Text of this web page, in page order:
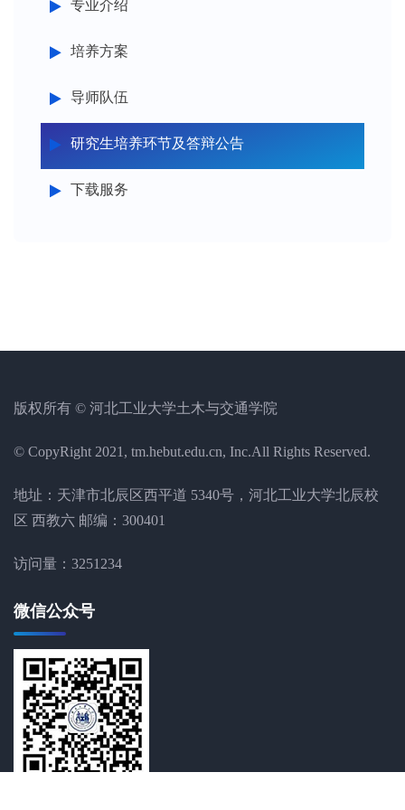
专业介绍
培养方案
导师队伍
研究生培养环节及答辩公告
下载服务
版权所有 © 河北工业大学土木与交通学院
© CopyRight 2021, tm.hebut.edu.cn, Inc.All Rights Reserved.
地址：天津市北辰区西平道 5340号，河北工业大学北辰校
区 西教六 邮编：300401
访问量： 3251234
微信公众号